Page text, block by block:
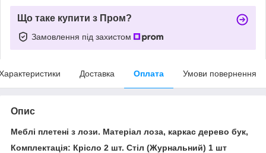
Що таке купити з Пром?
Замовлення під захистом
Доставка Оплата Умови повернення
Опис
Меблі плетені з лози. Матеріал лоза, каркас дерево бук,
Комплектація: Крісло 2 шт. Стіл (Журнальний) 1 шт